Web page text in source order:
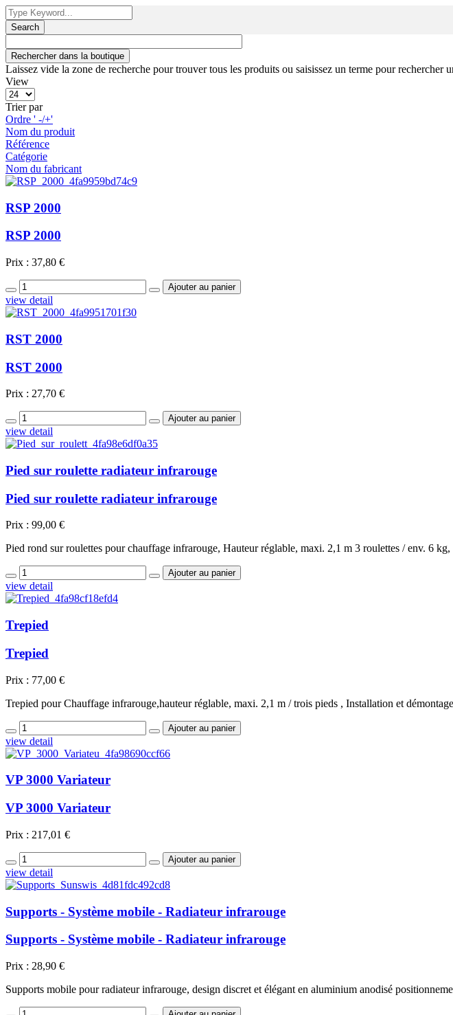
Search
Laissez vide la zone de recherche pour trouver tous les produits ou saisissez un terme pour rechercher
View
Trier par
Ordre ' -/+'
Nom du produit
Référence
Catégorie
Nom du fabricant
RSP 2000
RSP 2000
Prix : 37,80 €
view detail
RST 2000
RST 2000
Prix : 27,70 €
view detail
Pied sur roulette radiateur infrarouge
Pied sur roulette radiateur infrarouge
Prix : 99,00 €
Pied rond sur roulettes pour chauffage infrarouge, Hauteur réglable, maxi. 2,1 m 3 roulettes / env. 6
view detail
Trepied
Trepied
Prix : 77,00 €
Trepied pour Chauffage infrarouge,hauteur réglable, maxi. 2,1 m / trois pieds , Installation et
view detail
VP 3000 Variateur
VP 3000 Variateur
Prix : 217,01 €
view detail
Supports - Système mobile - Radiateur infrarouge
Supports - Système mobile - Radiateur infrarouge
Prix : 28,90 €
Supports mobile pour radiateur infrarouge, design discret et élégant en aluminium anodisé